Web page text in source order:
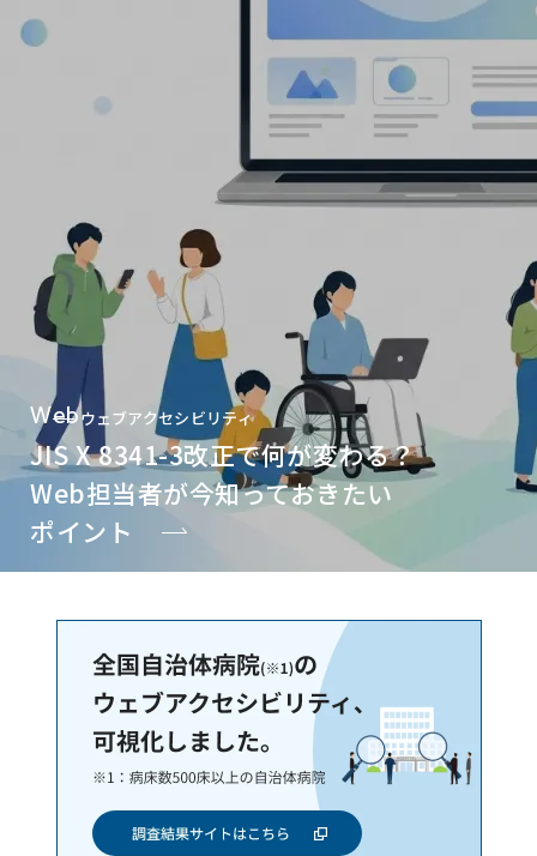
Webウェブアクセシビリティ
JIS X 8341-3改正で何が変わる？
Web担当者が今知っておきたい
ポイント
Case Study 市立湖西病院様
地域の特長をデザインの
モチーフに。
専門家主導の進行と
手厚い運用支援の裏側